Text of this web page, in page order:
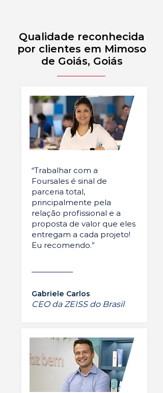
Qualidade reconhecida
por clientes em Mimoso
de Goiás, Goiás
“Trabalhar com a
Foursales é sinal de
parceria total,
principalmente pela
relação profissional e a
proposta de valor que eles
entregam a cada projeto!
Eu recomendo.”
Gabriele Carlos
CEO da ZEISS do Brasil